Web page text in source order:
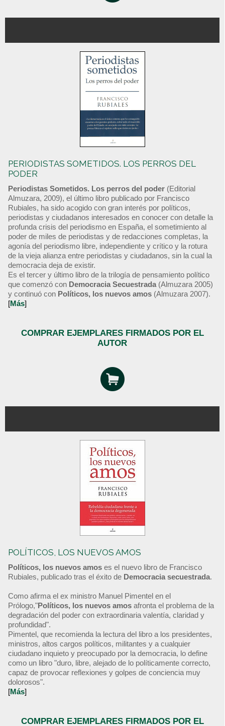
PERIODISTAS SOMETIDOS. LOS PERROS DEL
PODER
Periodistas Sometidos. Los perros del poder (Editorial
Almuzara, 2009), el último libro publicado por Francisco
Rubiales, ha sido acogido con gran interés por políticos,
periodistas y ciudadanos interesados en conocer con detalle la
profunda crisis del periodismo en España, el sometimiento al
poder de miles de periodistas y de redacciones completas, la
agonía del periodismo libre, independiente y crítico y la rotura
de la vieja alianza entre periodistas y ciudadanos, sin la cual la
democracia deja de existir.
Es el tercer y último libro de la trilogía de pensamiento político
que comenzó con Democracia Secuestrada (Almuzara 2005)
y continuó con Políticos, los nuevos amos (Almuzara 2007).
[Más]
COMPRAR EJEMPLARES FIRMADOS POR EL
AUTOR
POLÍTICOS, LOS NUEVOS AMOS
Políticos, los nuevos amos es el nuevo libro de Francisco
Rubiales, publicado tras el éxito de Democracia secuestrada.
Como afirma el ex ministro Manuel Pimentel en el
Prólogo,"Políticos, los nuevos amos afronta el problema de la
degradación del poder con extraordinaria valentía, claridad y
profundidad".
Pimentel, que recomienda la lectura del libro a los presidentes,
ministros, altos cargos políticos, militantes y a cualquier
ciudadano inquieto y preocupado por la democracia, lo define
como un libro "duro, libre, alejado de lo políticamente correcto,
capaz de provocar reflexiones y golpes de conciencia muy
dolorosos".
[Más]
COMPRAR EJEMPLARES FIRMADOS POR EL